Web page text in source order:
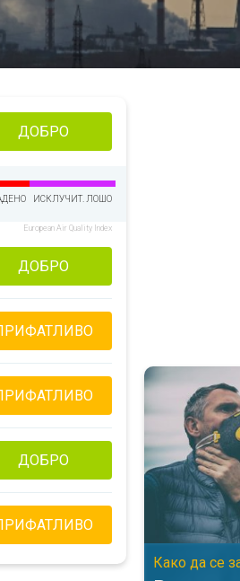
ДОБРО
ИСКЛУЧИТ. ЛОШО
European Air Quality Index
ДОБРО
ДОБРО
Врем. услови
Како да се